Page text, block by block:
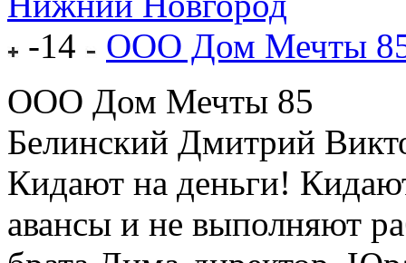
-14
ООО Дом Мечты
ООО Дом Мечты 85
Белинский Дмитрий
Кидают на деньги!
авансы и не выполняют